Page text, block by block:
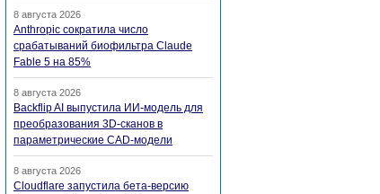
8 августа 2026
Anthropic сократила число
срабатываний биофильтра Claude
Fable 5 на 85%
8 августа 2026
Backflip AI выпустила ИИ-модель для
преобразования 3D-сканов в
параметрические CAD-модели
8 августа 2026
Cloudflare запустила бета-версию